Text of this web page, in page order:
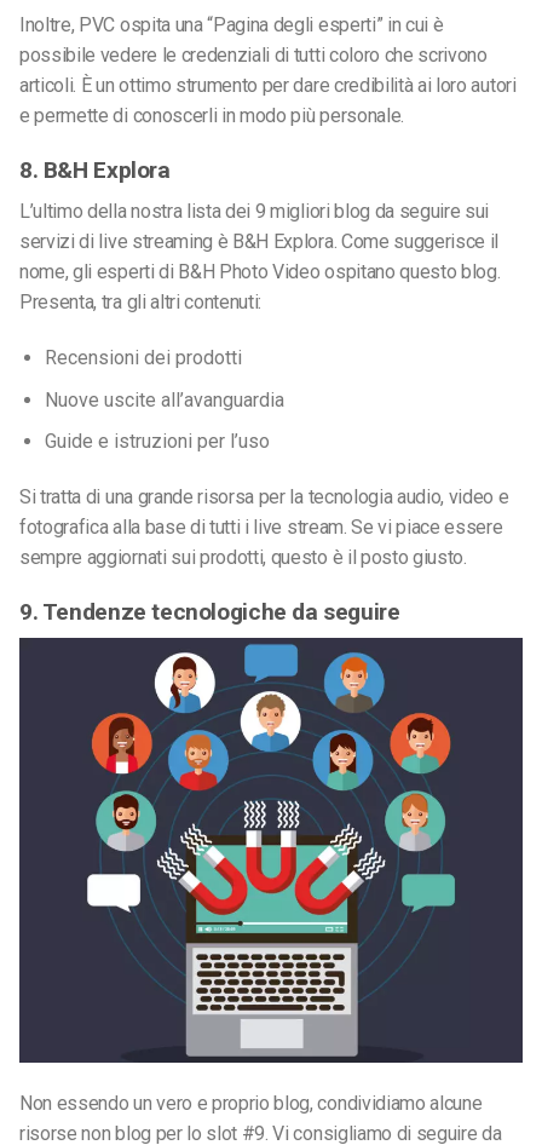
Inoltre, PVC ospita una “Pagina degli esperti” in cui è
possibile vedere le credenziali di tutti coloro che scrivono
articoli. È un ottimo strumento per dare credibilità ai loro autori
e permette di conoscerli in modo più personale.
8. B&H Explora
L’ultimo della nostra lista dei 9 migliori blog da seguire sui
servizi di live streaming è B&H Explora. Come suggerisce il
nome, gli esperti di B&H Photo Video ospitano questo blog.
Presenta, tra gli altri contenuti:
Recensioni dei prodotti
Nuove uscite all’avanguardia
Guide e istruzioni per l’uso
Si tratta di una grande risorsa per la tecnologia audio, video e
fotografica alla base di tutti i live stream. Se vi piace essere
sempre aggiornati sui prodotti, questo è il posto giusto.
9. Tendenze tecnologiche da seguire
Non essendo un vero e proprio blog, condividiamo alcune
risorse non blog per lo slot #9. Vi consigliamo di seguire da